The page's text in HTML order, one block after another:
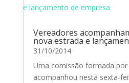
Vereadores
nova estrada e
31/10/2014
Uma comissão formada
acompanhou nesta sexta-